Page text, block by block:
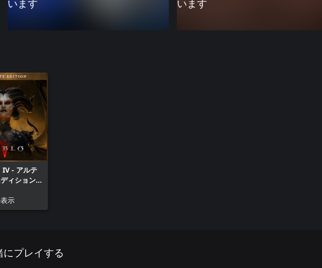
います
います
IV - アルテ
ィション
示
にプレイする